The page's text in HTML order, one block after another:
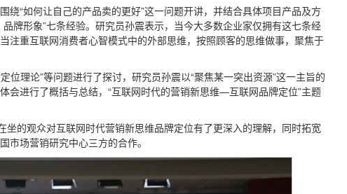
“如何让自己的产品卖的更好”这一问题开讲，并结合具体项目产品及方
牌形象”七条经验。研究员孙震表示，当今大多数企业家仅拥有这七条经
重互联网消费者心智模式中的外部思维，按照顾客的思维做事，聚焦于
位理论”等问题进行了探讨，研究员孙震以“聚焦某一突出资源”这一主旨的
会进行了概括与总结，“互联网时代的营销新思维—互联网品牌定位”主题
的观众对互联网时代营销新思维品牌定位有了更深入的理解，同时拓宽
场营销研究中心三方的合作。